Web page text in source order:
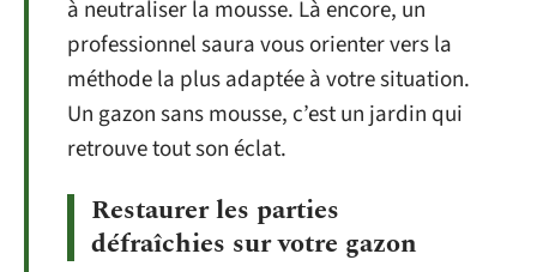
à neutraliser la mousse. Là encore, un
professionnel saura vous orienter vers la
méthode la plus adaptée à votre situation.
Un gazon sans mousse, c’est un jardin qui
retrouve tout son éclat.
Restaurer les parties
défraîchies sur votre gazon